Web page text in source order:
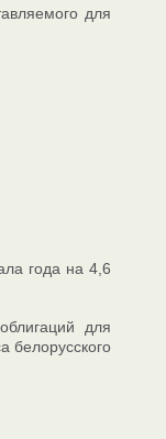
для
года на 4,6
для
белорусского